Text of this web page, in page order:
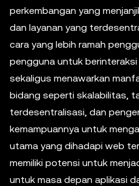
perkembangan yang
dan layanan yang
cara yang lebih ramah
pengguna untuk
sekaligus menawarkan
bidang seperti skalabilitas,
terdesentralisasi, dan
kemampuannya untuk
utama yang dihadapi web
memiliki potensi untuk
untuk masa depan aplikasi